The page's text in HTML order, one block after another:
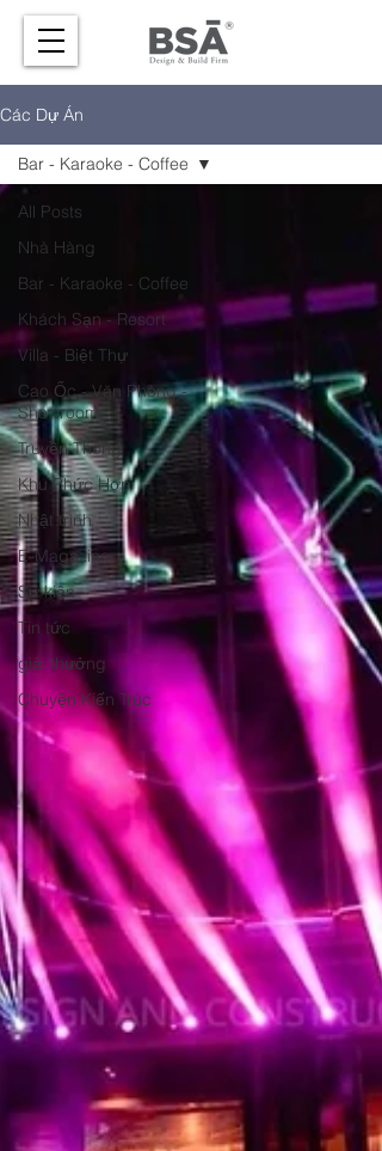
Các Dự Án
All Posts
Nhà Hàng
Bar - Karaoke - Coffee
Khách Sạn - Resort
Villa - Biệt Thự
Cao Ốc - Văn Phòng -
Showroom
Truyền Thông
Khu Phức Hợp
Nhật trình
E-Magazine
Sự kiện
Tin tức
giải thưởng
Chuyện Kiến Trúc
Bar - Karaoke - Coffee